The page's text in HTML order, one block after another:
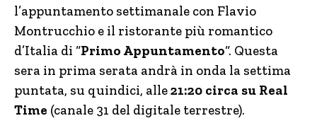
l’appuntamento settimanale con Flavio
Montrucchio e il ristorante più romantico
d’Italia di “Primo Appuntamento“. Questa
sera in prima serata andrà in onda la settima
puntata, su quindici, alle21:20 circa su Real
Time (canale 31 del digitale terrestre).